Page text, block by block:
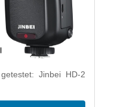
Jinbei HD-2